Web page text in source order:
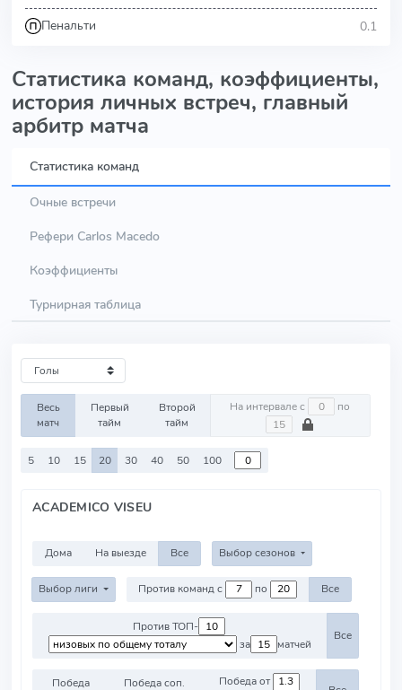
Пенальти 0.1
Статистика команд, коэффициенты,
история личных встреч, главный
арбитр матча
Статистика команд
Очные встречи
Рефери Carlos Macedo
Коэффициенты
Турнирная таблица
Весь
матч
Первый
тайм
Второй
тайм
На интервале с по
5 10 15 20 30 40 50 100
ACADEMICO VISEU
Дома На выезде Все Выбор сезонов
Выбор лиги Против команд с по Все
Против ТОП-
за
матчей
Все
Победа
Победа соп.
Победа от